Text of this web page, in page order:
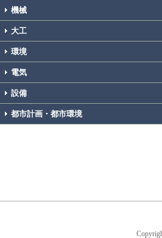
機械
大工
環境
電気
設備
都市計画・都市環境